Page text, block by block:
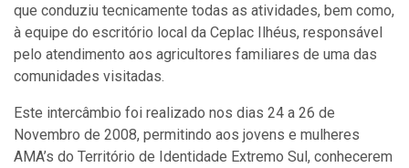
que conduziu tecnicamente todas as atividades, bem como,
à equipe do escritório local da Ceplac Ilhéus, responsável
pelo atendimento aos agricultores familiares de uma das
comunidades visitadas.
Este intercâmbio foi realizado nos dias 24 a 26 de
Novembro de 2008, permitindo aos jovens e mulheres
AMA’s do Território de Identidade Extremo Sul, conhecerem